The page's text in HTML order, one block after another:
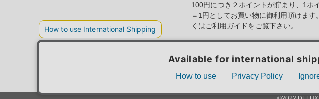
100円につき２ポイントが貯まり、1ポ
＝1円としてお買い物に御利用頂けます。
くはご利用ガイドをご覧下さい。
特定商取引法に基づく表示